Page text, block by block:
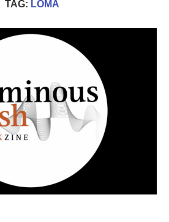
TAG: LOMA